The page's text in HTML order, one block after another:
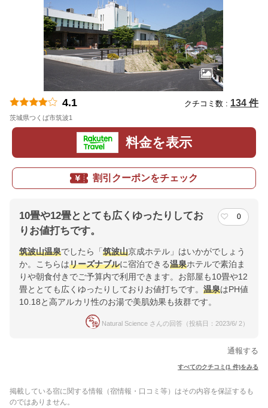
4.1 クチコミ数 : 134 件
茨城県つくば市筑波1
料金を表示
割引クーポンをチェック
10畳や12畳ととても広くゆったりしてお
りお値打ちです。
0
筑波山温泉でしたら「 筑波山京成ホテル」はいかがでしょう
か。こちらはリーズナブルに宿泊できる温泉ホテルで素泊ま
りや朝食付きでご予算内で利用できます。お部屋も10畳や12
畳ととても広くゆったりしておりお値打ちです。 温泉はPH値
10.18と高アルカリ性のお湯で美肌効果も抜群です。
Natural Science さんの回答（投稿日：2023/6/ 2）
通報する
すべてのクチコミ(1 件)をみる
掲載している宿に関する情報（宿情報・口コミ等）はその内容を保証するも
のではありません。